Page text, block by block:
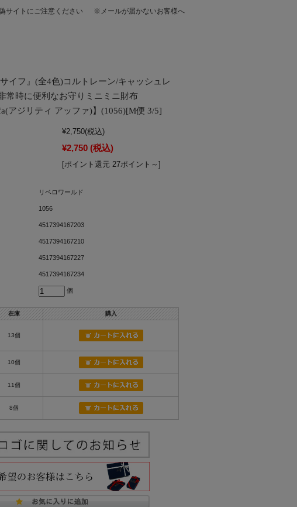
サイトにご注意ください ※メールが届かないお客様へ
サイフ』(全4色)コルトレーン/キャッシュレ
常時に便利なお守りミニミニ財布
アジリティ アッファ)】(1056)[M便 3/5]
¥2,750(税込)
¥2,750 (税込)
[ポイント還元 27ポイント～]
リベロワールド
1056
4517394167203
4517394167210
4517394167227
4517394167234
個
在庫 購入
13個
10個
11個
8個